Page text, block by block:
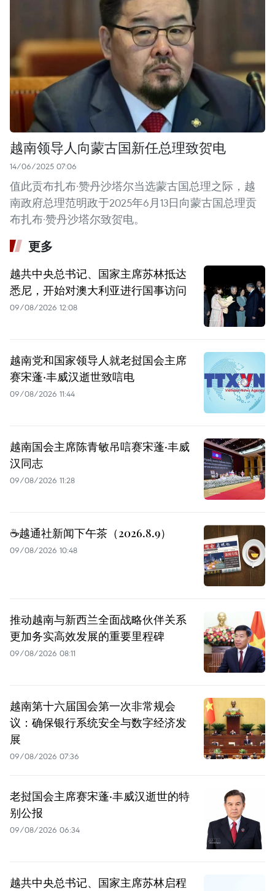
越南领导人向蒙古国新任总理致贺电
14/06/2025 07:06
值此贡布扎布·赞丹沙塔尔当选蒙古国总理之际，越
南政府总理范明政于2025年6月13日向蒙古国总理贡
布扎布·赞丹沙塔尔致贺电。
更多
越共中央总书记、国家主席苏林抵达
悉尼，开始对澳大利亚进行国事访问
09/08/2026 12:08
越南党和国家领导人就老挝国会主席
赛宋蓬·丰威汉逝世致唁电
09/08/2026 11:44
越南国会主席陈青敏吊唁赛宋蓬·丰威
汉同志
09/08/2026 11:28
☕️越通社新闻下午茶（2026.8.9）
09/08/2026 10:48
推动越南与新西兰全面战略伙伴关系
更加务实高效发展的重要里程碑
09/08/2026 08:11
越南第十六届国会第一次非常规会
议：确保银行系统安全与数字经济发
展
09/08/2026 07:36
老挝国会主席赛宋蓬·丰威汉逝世的特
别公报
09/08/2026 06:34
越共中央总书记、国家主席苏林启程